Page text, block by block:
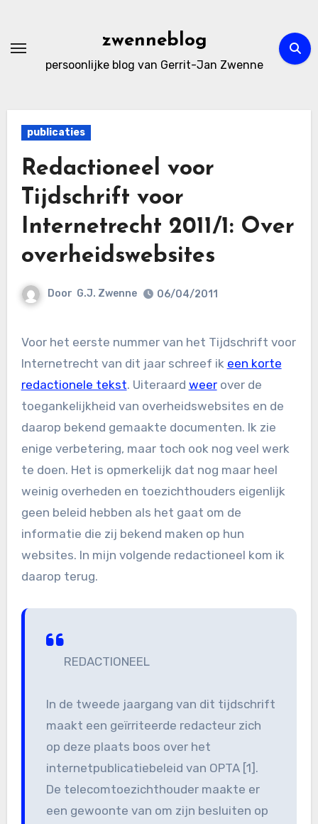
de
zwenneblog
persoonlijke blog van Gerrit-Jan Zwenne
publicaties
Redactioneel voor
Tijdschrift voor
Internetrecht 2011/1: Over
overheidswebsites
Door G.J. Zwenne 06/04/2011
Voor het eerste nummer van het Tijdschrift voor
Internetrecht van dit jaar schreef ik een korte
redactionele tekst. Uiteraard weerover de
toegankelijkheid van overheidswebsites en de
daarop bekend gemaakte documenten. Ik zie
enige verbetering, maar toch ook nog veel werk
te doen. Het is opmerkelijk dat nog maar heel
weinig overheden en toezichthouders eigenlijk
geen beleid hebben als het gaat om de
informatie die zij bekend maken op hun
websites. In mijn volgende redactioneel kom ik
daarop terug.
REDACTIONEEL
In de tweede jaargang van dit tijdschrift
maakt een geïrriteerde redacteur zich
op deze plaats boos over het
internetpublicatiebeleid van OPTA [1].
De telecomtoezichthouder maakte er
een gewoonte van om zijn besluiten op